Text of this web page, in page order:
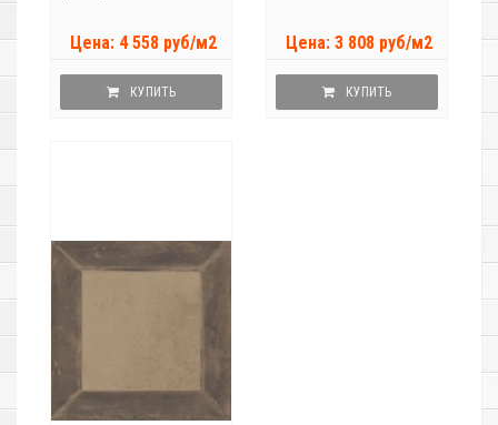
Цена: 4 558 руб/м2
КУПИТЬ
Цена: 3 808 руб/м2
КУПИТЬ